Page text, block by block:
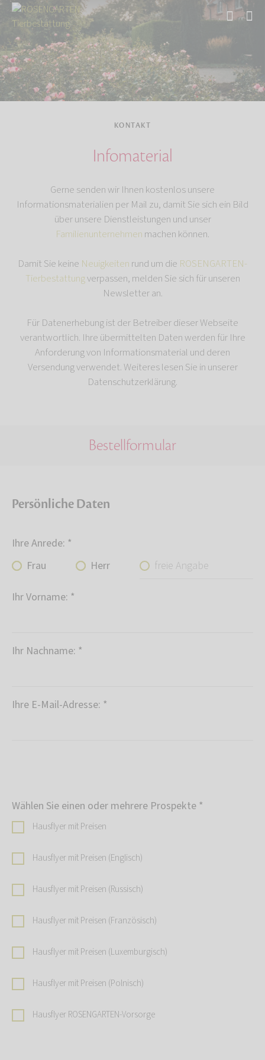
Start Kontakt
KONTAKT
Infomaterial
Gerne senden wir Ihnen kostenlos unsere
Informationsmaterialien per Mail zu, damit Sie sich ein Bild
über unsere Dienstleistungen und unser
Familienunternehmen machen können.
Damit Sie keine Neuigkeiten rund um die ROSENGARTEN-
Tierbestattungverpassen, melden Sie sich für unseren
Newsletter an.
Für Datenerhebung ist der Betreiber dieser Webseite
verantwortlich. Ihre übermittelten Daten werden für Ihre
Anforderung von Informationsmaterial und deren
Versendung verwendet. Weiteres lesen Sie in unserer
Datenschutzerklärung.
Bestellformular
Persönliche Daten
Ihre Anrede: *
Frau
Herr freie Angabe
Ihr Vorname: *
Ihr Nachname: *
Ihre E-Mail-Adresse: *
Wählen Sie einen oder mehrere Prospekte *
Hausflyer mit Preisen
Hausflyer mit Preisen (Englisch)
Hausflyer mit Preisen (Russisch)
Hausflyer mit Preisen (Französisch)
Hausflyer mit Preisen (Luxemburgisch)
Hausflyer mit Preisen (Polnisch)
Hausflyer ROSENGARTEN-Vorsorge